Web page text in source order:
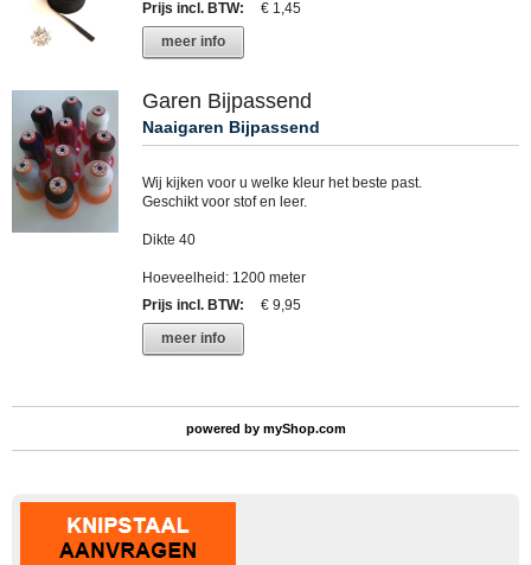
Prijs incl. BTW:
€ 1,45
meer info
Garen Bijpassend
Naaigaren Bijpassend
Wij kijken voor u welke kleur het beste past.
Geschikt voor stof en leer.
Dikte 40
Hoeveelheid: 1200 meter
Prijs incl. BTW:
€ 9,95
meer info
powered by myShop.com